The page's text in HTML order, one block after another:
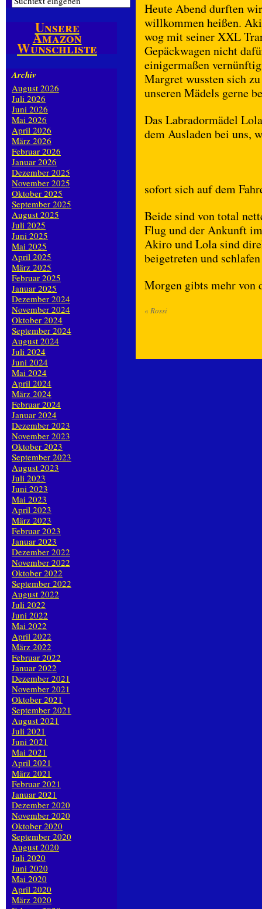
Heute Abend durften
willkommen heißen.
wog mit seiner XXL
Gepäckwagen nicht
einigermaßen
Margret wussten sich
unseren Mädels gerne
Das Labradormädel
dem Ausladen bei uns,
sofort sich auf dem
Beide sind von total
Flug und der Ankunft
Akiro und Lola sind
beigetreten und
Morgen gibts mehr von
« Rossi
Unsere
Amazon
Wunschliste
Archiv
August 2026
Juli 2026
Juni 2026
Mai 2026
April 2026
März 2026
Februar 2026
Januar 2026
Dezember 2025
November 2025
Oktober 2025
September 2025
August 2025
Juli 2025
Juni 2025
Mai 2025
April 2025
März 2025
Februar 2025
Januar 2025
Dezember 2024
November 2024
Oktober 2024
September 2024
August 2024
Juli 2024
Juni 2024
Mai 2024
April 2024
März 2024
Februar 2024
Januar 2024
Dezember 2023
November 2023
Oktober 2023
September 2023
August 2023
Juli 2023
Juni 2023
Mai 2023
April 2023
März 2023
Februar 2023
Januar 2023
Dezember 2022
November 2022
Oktober 2022
September 2022
August 2022
Juli 2022
Juni 2022
Mai 2022
April 2022
März 2022
Februar 2022
Januar 2022
Dezember 2021
November 2021
Oktober 2021
September 2021
August 2021
Juli 2021
Juni 2021
Mai 2021
April 2021
März 2021
Februar 2021
Januar 2021
Dezember 2020
November 2020
Oktober 2020
September 2020
August 2020
Juli 2020
Juni 2020
Mai 2020
April 2020
März 2020